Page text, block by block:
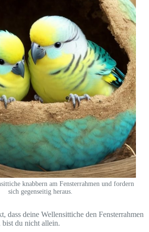
knabbern am Fensterrahmen und fordern
sich gegenseitig heraus.
dass deine Wellensittiche den Fensterrahmen
bist du nicht allein.